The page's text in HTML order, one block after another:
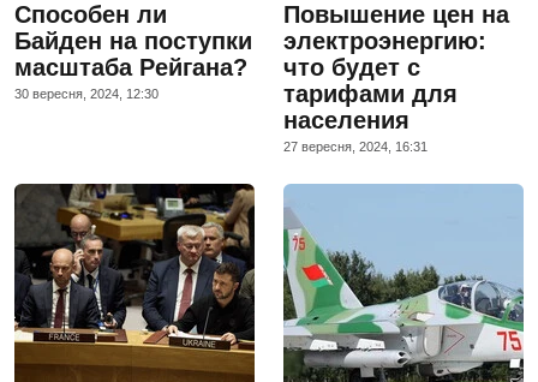
Способен ли
Байден на поступки
масштаба Рейгана?
30 вересня, 2024, 12:30
Повышение цен на
электроэнергию:
что будет с
тарифами для
населения
27 вересня, 2024, 16:31